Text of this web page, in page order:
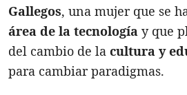
Gallegos, una mujer que se
área de la tecnología y que
del cambio de la cultura y
para cambiar paradigmas.